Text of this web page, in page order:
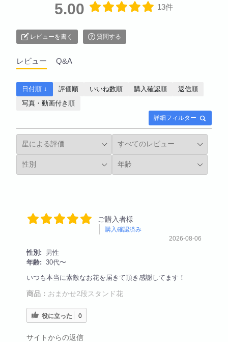
5.00 13件
レビューを書く 質問する
レビュー Q&A
詳細フィルター
日付順 ↓ 評価順 いいね数順 購入確認順
返信順
写真・動画付き順
ご購入者様
購入確認済み
2026-08-06
性別:
男性
年齢: 30代〜
いつも本当に素敵なお花を届きて頂き感謝してます！
商品： おまかせ2段スタンド花
役に立った 0
サイトからの返信